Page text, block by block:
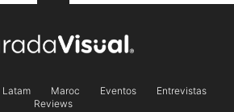
Latam Maroc Eventos
Entrevistas
Reviews